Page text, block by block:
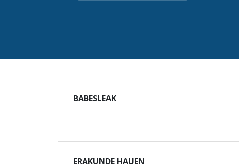
BABESLEAK
ERAKUNDE HAUEN